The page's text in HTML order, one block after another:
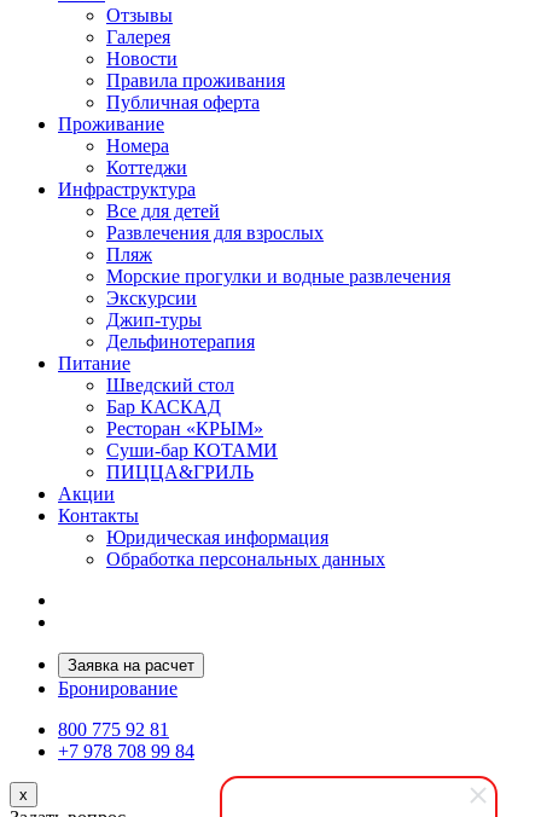
Отзывы
Галерея
Новости
Правила проживания
Публичная оферта
Проживание
Номера
Коттеджи
Инфраструктура
Все для детей
Развлечения для взрослых
Пляж
Морские прогулки и водные развлечения
Экскурсии
Джип-туры
Дельфинотерапия
Питание
Шведский стол
Бар КАСКАД
Ресторан «КРЫМ»
Суши-бар КОТАМИ
ПИЦЦА&ГРИЛЬ
Акции
Контакты
Юридическая информация
Обработка персональных данных
Заявка на расчет
Бронирование
800 775 92 81
+7 978 708 99 84
x